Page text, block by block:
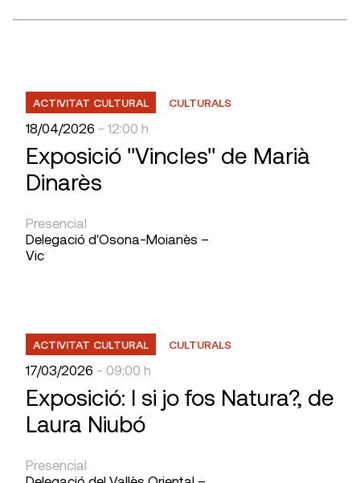
ACTIVITAT CULTURAL CULTURALS
18/04/2026 - 12:00 h
Exposició "Vincles" de Marià
Dinarès
Presencial
Delegació d'Osona-Moianès –
Vic
ACTIVITAT CULTURAL CULTURALS
17/03/2026 - 09:00 h
Exposició: I si jo fos Natura?, de
Laura Niubó
Presencial